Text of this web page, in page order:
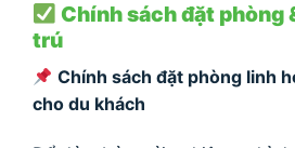
Chính sách đặt phòng
trú
Chính sách đặt phòng linh
cho du khách